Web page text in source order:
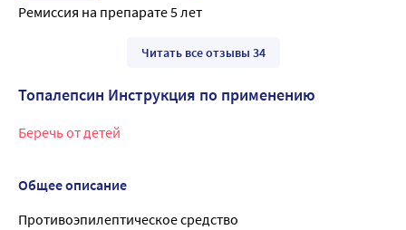
Ремиссия на препарате 5 лет
Читать все отзывы 34
Топалепсин Инструкция по применению
Беречь от детей
Общее описание
Противоэпилептическое средство